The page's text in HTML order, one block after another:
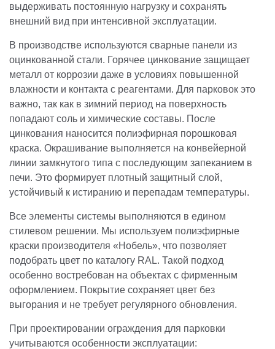
выдерживать постоянную нагрузку и сохранять
внешний вид при интенсивной эксплуатации.
В производстве используются сварные панели из
оцинкованной стали. Горячее цинкование защищает
металл от коррозии даже в условиях повышенной
влажности и контакта с реагентами. Для парковок это
важно, так как в зимний период на поверхность
попадают соль и химические составы. После
цинкования наносится полиэфирная порошковая
краска. Окрашивание выполняется на конвейерной
линии замкнутого типа с последующим запеканием в
печи. Это формирует плотный защитный слой,
устойчивый к истиранию и перепадам температуры.
Все элементы системы выполняются в едином
стилевом решении. Мы используем полиэфирные
краски производителя «Нобель», что позволяет
подобрать цвет по каталогу RAL. Такой подход
особенно востребован на объектах с фирменным
оформлением. Покрытие сохраняет цвет без
выгорания и не требует регулярного обновления.
При проектировании ограждения для парковки
учитываются особенности эксплуатации: